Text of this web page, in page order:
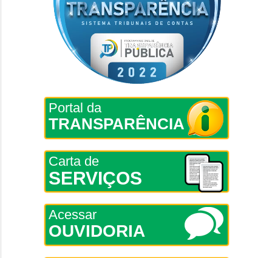
Portal da
TRANSPARÊNCIA
Carta de
SERVIÇOS
Acessar
OUVIDORIA